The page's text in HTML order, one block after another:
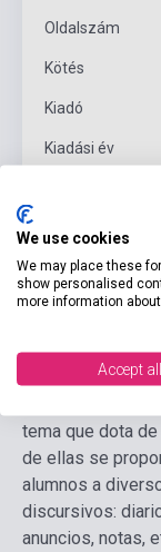
Oldalszám
Kötés
Kiadó
Kiadási év
Részletes
Basándose en
tema que dota
de ellas se
alumnos a
discursivos:
anuncios, notas,
We use cookies
We may place these
show personalised
more information
Accept all